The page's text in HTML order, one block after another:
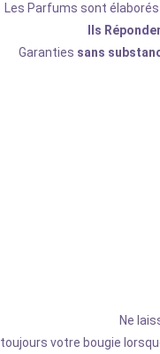
Les Parfums sont
Ils
Garanties sans
Ne
toujours votre bougie